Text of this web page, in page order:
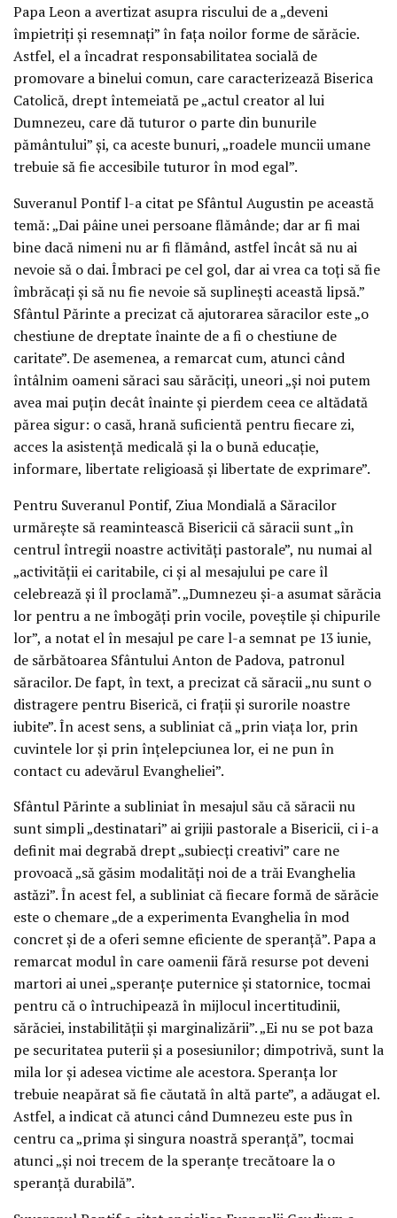
Papa Leon a avertizat asupra riscului de a „deveni
împietriți și resemnați” în fața noilor forme de sărăcie.
Astfel, el a încadrat responsabilitatea socială de
promovare a binelui comun, care caracterizează Biserica
Catolică, drept întemeiată pe „actul creator al lui
Dumnezeu, care dă tuturor o parte din bunurile
pământului” și, ca aceste bunuri, „roadele muncii umane
trebuie să fie accesibile tuturor în mod egal”.
Suveranul Pontif l-a citat pe Sfântul Augustin pe această
temă: „Dai pâine unei persoane flămânde; dar ar fi mai
bine dacă nimeni nu ar fi flămând, astfel încât să nu ai
nevoie să o dai. Îmbraci pe cel gol, dar ai vrea ca toți să fie
îmbrăcați și să nu fie nevoie să suplinești această lipsă.”
Sfântul Părinte a precizat că ajutorarea săracilor este „o
chestiune de dreptate înainte de a fi o chestiune de
caritate”. De asemenea, a remarcat cum, atunci când
întâlnim oameni săraci sau sărăciți, uneori „și noi putem
avea mai puțin decât înainte și pierdem ceea ce altădată
părea sigur: o casă, hrană suficientă pentru fiecare zi,
acces la asistență medicală și la o bună educație,
informare, libertate religioasă și libertate de exprimare”.
Pentru Suveranul Pontif, Ziua Mondială a Săracilor
urmărește să reamintească Bisericii că săracii sunt „în
centrul întregii noastre activități pastorale”, nu numai al
„activității ei caritabile, ci și al mesajului pe care îl
celebrează și îl proclamă”. „Dumnezeu și-a asumat sărăcia
lor pentru a ne îmbogăți prin vocile, poveștile și chipurile
lor”, a notat el în mesajul pe care l-a semnat pe 13 iunie,
de sărbătoarea Sfântului Anton de Padova, patronul
săracilor. De fapt, în text, a precizat că săracii „nu sunt o
distragere pentru Biserică, ci frații și surorile noastre
iubite”. În acest sens, a subliniat că „prin viața lor, prin
cuvintele lor și prin înțelepciunea lor, ei ne pun în
contact cu adevărul Evangheliei”.
Sfântul Părinte a subliniat în mesajul său că săracii nu
sunt simpli „destinatari” ai grijii pastorale a Bisericii, ci i-a
definit mai degrabă drept „subiecți creativi” care ne
provoacă „să găsim modalități noi de a trăi Evanghelia
astăzi”. În acest fel, a subliniat că fiecare formă de sărăcie
este o chemare „de a experimenta Evanghelia în mod
concret și de a oferi semne eficiente de speranță”. Papa a
remarcat modul în care oamenii fără resurse pot deveni
martori ai unei „speranțe puternice și statornice, tocmai
pentru că o întruchipează în mijlocul incertitudinii,
sărăciei, instabilității și marginalizării”. „Ei nu se pot baza
pe securitatea puterii și a posesiunilor; dimpotrivă, sunt la
mila lor și adesea victime ale acestora. Speranța lor
trebuie neapărat să fie căutată în altă parte”, a adăugat el.
Astfel, a indicat că atunci când Dumnezeu este pus în
centru ca „prima și singura noastră speranță”, tocmai
atunci „și noi trecem de la speranțe trecătoare la o
speranță durabilă”.